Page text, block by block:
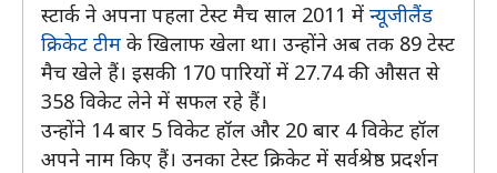
स्टार्क ने अपना पहला टेस्ट मैच साल 2011 में न्यूजीलैंड
क्रिकेट टीम के खिलाफ खेला था। उन्होंने अब तक 89 टेस्ट
मैच खेले हैं। इसकी 170 पारियों में 27.74 की औसत से
358 विकेट लेने में सफल रहे हैं।
उन्होंने 14 बार 5 विकेट हॉल और 20 बार 4 विकेट हॉल
अपने नाम किए हैं। उनका टेस्ट क्रिकेट में सर्वश्रेष्ठ प्रदर्शन